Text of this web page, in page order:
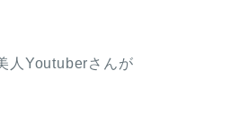
人Youtuberさんが